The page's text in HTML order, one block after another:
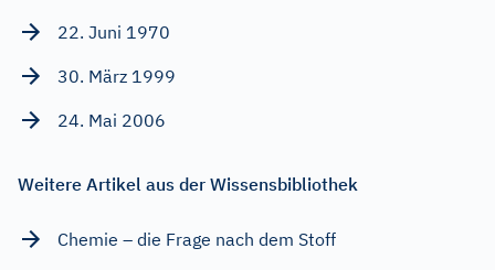
22. Juni 1970
30. März 1999
24. Mai 2006
Weitere Artikel aus der Wissensbibliothek
Chemie – die Frage nach dem Stoff